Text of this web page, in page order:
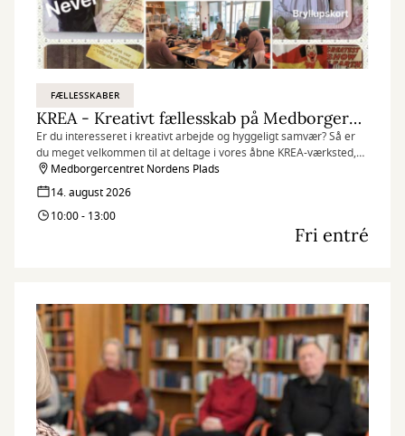
FÆLLESSKABER
KREA - Kreativt fællesskab på Medborgercentret
Er du interesseret i kreativt arbejde og hyggeligt samvær? Så er
du meget velkommen til at deltage i vores åbne KREA-værksted,
som finder sted hver fredag på Medborgercentret Nordens Plads.
Medborgercentret Nordens Plads
14. august 2026
10:00 - 13:00
Fri entré